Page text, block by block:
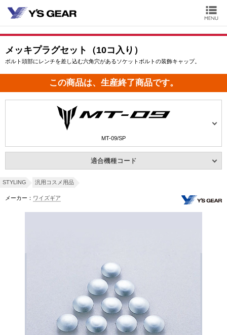
メッキプラグセット（10コ入り）
ボルト頭部にレンチを差し込む六角穴があるソケットボルトの装飾キャップ。
この商品は、生産終了商品です。
MT-09/SP
適合機種コード
STYLING 汎用コスメ用品
メーカー： ワイズギア